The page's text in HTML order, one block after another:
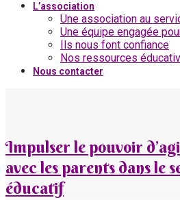
L’association
Une association au
Une équipe engagée
Ils nous font confiance
Nos ressources
Nous contacter
Impulser le pouvoir
avec les parents dans le
éducatif